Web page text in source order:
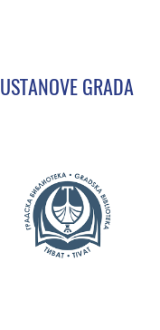
USTANOVE GRADA